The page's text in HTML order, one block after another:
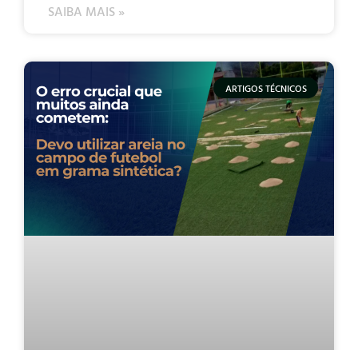
SAIBA MAIS »
ARTIGOS TÉCNICOS